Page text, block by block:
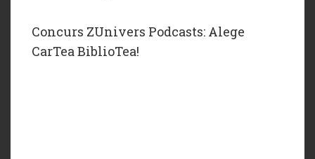
Concurs ZUnivers Podcasts: Alege
CarTea BiblioTea!